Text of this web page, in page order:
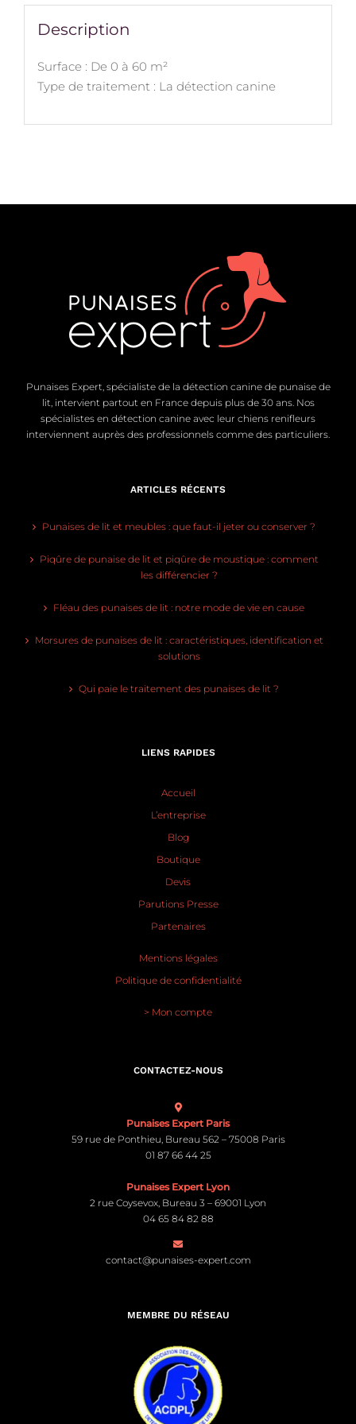
Description
Surface : De 0 à 60 m²
Type de traitement : La détection canine
Punaises Expert, spécialiste de la détection canine de punaise de
lit, intervient partout en France depuis plus de 30 ans. Nos
spécialistes en détection canine avec leur chiens renifleurs
interviennent auprès des professionnels comme des particuliers.
ARTICLES RÉCENTS
Punaises de lit et meubles : que faut-il jeter ou conserver ?
Piqûre de punaise de lit et piqûre de moustique : comment
les différencier ?
Fléau des punaises de lit : notre mode de vie en cause
Morsures de punaises de lit : caractéristiques, identification et
solutions
Qui paie le traitement des punaises de lit ?
LIENS RAPIDES
Accueil
L’entreprise
Blog
Boutique
Devis
Parutions Presse
Partenaires
Mentions légales
Politique de confidentialité
> Mon compte
CONTACTEZ-NOUS
Punaises Expert Paris
59 rue de Ponthieu, Bureau 562 – 75008 Paris
01 87 66 44 25
Punaises Expert Lyon
2 rue Coysevox, Bureau 3 – 69001 Lyon
04 65 84 82 88
contact@punaises-expert.com
MEMBRE DU RÉSEAU